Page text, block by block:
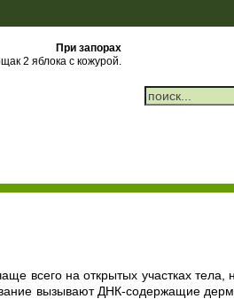
При запорах
2 яблока с кожурой.
всего на открытых участках тела,
вызывают ДНК-содержащие